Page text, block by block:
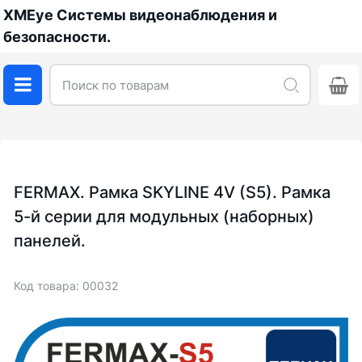
XMEye Системы видеонаблюдения и
безопасности.
FERMAX. Рамка SKYLINE 4V (S5). Рамка
5-й серии для модульных (наборных)
панелей.
Код товара: 00032